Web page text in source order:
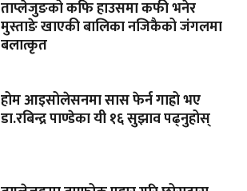
ताप्लेजुङको कफि हाउसमा कफी भनेर
मुस्ताङे खाएकी बालिका नजिकैको जंगलमा
बलात्कृत
होम आइसोलेसनमा सास फेर्न गाह्रो भए
डा.रबिन्द्र पाण्डेका यी १६ सुझाव पढ्नुहोस्